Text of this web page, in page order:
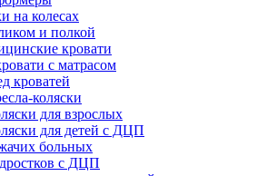
на колесах
и полкой
кровати
с матрасом
кроватей
коляски
для взрослых
для детей с ДЦП
больных
с ДЦП